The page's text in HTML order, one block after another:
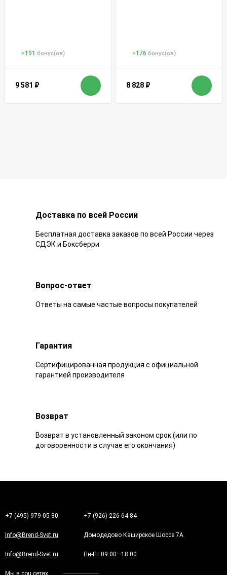
+191 бонус(ов)
9 581 ₽
+176 бонус(ов)
8 828 ₽
Доставка по всей России
Бесплатная доставка заказов по всей России через
СДЭК и Боксберри
Вопрос-ответ
Ответы на самые частые вопросы покупателей
Гарантия
Сертифицированная продукция с официальной
гарантией производителя
Возврат
Возврат в установленный законом срок (или по
договоренности в случае его окончания)
+7 (495) 979-05-80 +7 (926) 226-64-84
Info@Brend-Svet.ru Домодедово Каширское Шоссе 7А
Info@Brend-Svet.ru Пн-Пт 09:00—18:00
Мы в соц.сетях